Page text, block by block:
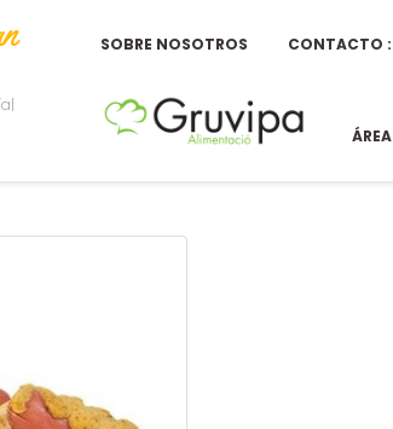
SOBRE NOSOTROS CONTACTO